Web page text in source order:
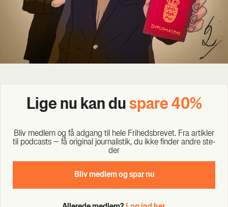
Lige nu kan du spa­re 40%
Bliv med­lem og få adgang til hele Fri­heds­bre­vet. Fra artik­ler
til podcasts – få ori­gi­nal jour­na­li­stik, du ikke fin­der andre ste­
der
Bliv med­lem og spar nu